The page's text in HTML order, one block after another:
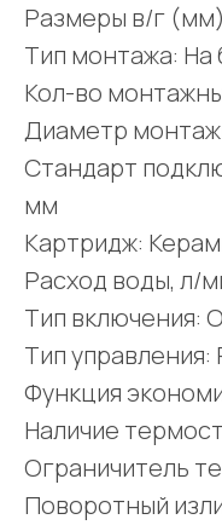
Размеры в/г
Тип монтажа: На
Кол-во
Диаметр
Стандарт
мм
Картридж:
Расход воды, л/
Тип включения:
Тип управления:
Функция
Наличие
Ограничитель
Поворотный